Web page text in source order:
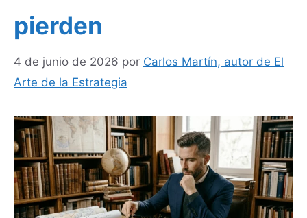
pierden
4 de junio de 2026 por Carlos Martín, autor de El
Arte de la Estrategia